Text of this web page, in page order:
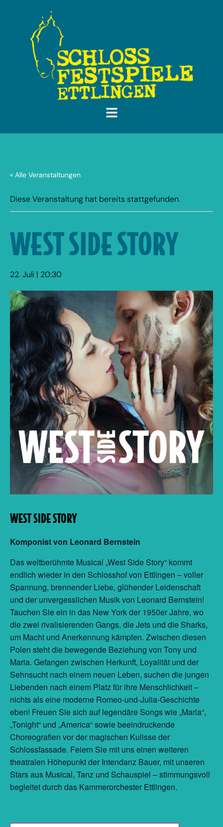
« Alle Veranstaltungen
Diese Veranstaltung hat bereits stattgefunden.
WEST SIDE STORY
22. Juli | 20:30
WEST SIDE STORY
Komponist von Leonard Bernstein
Das weltberühmte Musical „West Side Story“ kommt
endlich wieder in den Schlosshof von Ettlingen – voller
Spannung, brennender Liebe, glühender Leidenschaft
und der unvergesslichen Musik von Leonard Bernstein!
Tauchen Sie ein in das New York der 1950er Jahre, wo
die zwei rivalisierenden Gangs, die Jets und die Sharks,
um Macht und Anerkennung kämpfen. Zwischen diesen
Polen steht die bewegende Beziehung von Tony und
Maria. Gefangen zwischen Herkunft, Loyalität und der
Sehnsucht nach einem neuen Leben, suchen die jungen
Liebenden nach einem Platz für ihre Menschlichkeit –
nichts als eine moderne Romeo-und-Julia-Geschichte
eben! Freuen Sie sich auf legendäre Songs wie „Maria“,
„Tonight“ und „America“ sowie beeindruckende
Choreografien vor der magischen Kulisse der
Schlossfassade. Feiern Sie mit uns einen weiteren
theatralen Höhepunkt der Intendanz Bauer, mit unseren
Stars aus Musical, Tanz und Schauspiel – stimmungsvoll
begleitet durch das Kammerorchester Ettlingen.